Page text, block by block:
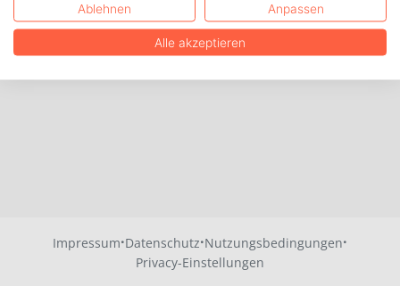
Impressum·Datenschutz·Nutzungsbedingungen·
Privacy-Einstellungen
Ablehnen Anpassen
Alle akzeptieren